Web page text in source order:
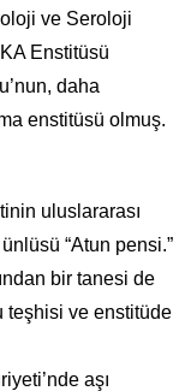
ve Seroloji
Enstitüsü
daha
enstitüsü olmuş.
uluslararası
“Atun pensi.”
bir tanesi de
teşhisi ve enstitüde
aşı